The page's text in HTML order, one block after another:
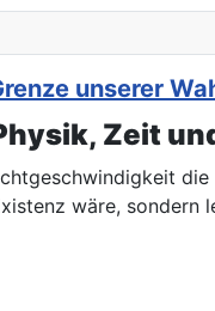
unserer
Zeit
wäre, sondern